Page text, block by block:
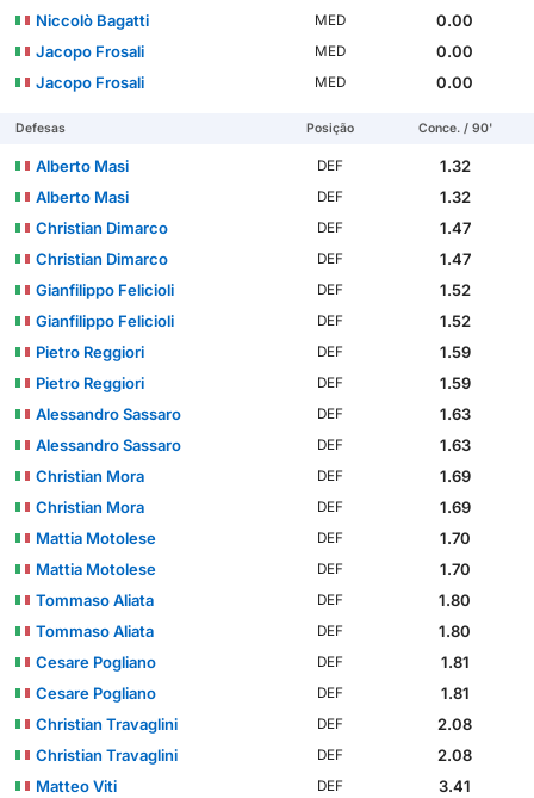
Niccolò Bagatti
MED
0.00
Jacopo Frosali
MED
0.00
Jacopo Frosali
MED 0.00
Defesas Posição Conce. / 90'
Alberto Masi DEF
1.32
Alberto Masi
DEF
1.32
Christian Dimarco
DEF
1.47
Christian Dimarco
DEF
1.47
Gianfilippo Felicioli
DEF
1.52
Gianfilippo Felicioli
DEF
1.52
Pietro Reggiori
DEF
1.59
Pietro Reggiori
DEF
1.59
Alessandro Sassaro
DEF
1.63
Alessandro Sassaro
DEF
1.63
Christian Mora
DEF
1.69
Christian Mora
DEF
1.69
Mattia Motolese
DEF
1.70
Mattia Motolese
DEF
1.70
Tommaso Aliata
DEF
1.80
Tommaso Aliata
DEF
1.80
Cesare Pogliano
DEF
1.81
Cesare Pogliano
DEF
1.81
Christian Travaglini
DEF
2.08
Christian Travaglini
DEF
2.08
Matteo Viti
DEF
3.41